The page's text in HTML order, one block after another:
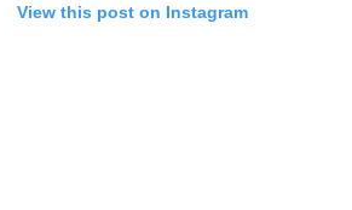
View this post on Instagram